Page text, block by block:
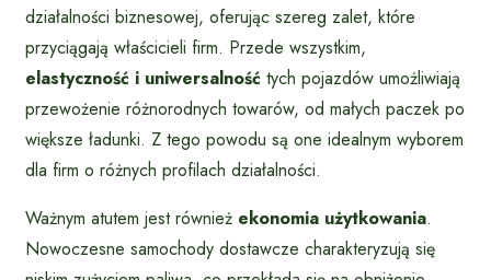
działalności biznesowej, oferując szereg zalet, które
przyciągają właścicieli firm. Przede wszystkim,
elastyczność i uniwersalność tych pojazdów umożliwiają
przewożenie różnorodnych towarów, od małych paczek po
większe ładunki. Z tego powodu są one idealnym wyborem
dla firm o różnych profilach działalności.
Ważnym atutem jest również ekonomia użytkowania.
Nowoczesne samochody dostawcze charakteryzują się